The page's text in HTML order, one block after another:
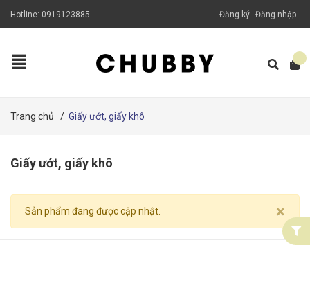
Hotline: 0919123885 Đăng ký Đăng nhập
Trang chủ / Giấy ướt, giấy khô
Giấy ướt, giấy khô
×
Sản phẩm đang được cập nhật.